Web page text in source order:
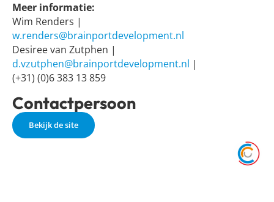
Meer informatie:
Wim Renders |
w.renders@brainportdevelopment.nl
Desiree van Zutphen |
d.vzutphen@brainportdevelopment.nl |
(+31) (0)6 383 13 859
Contactpersoon
Bekijk de site